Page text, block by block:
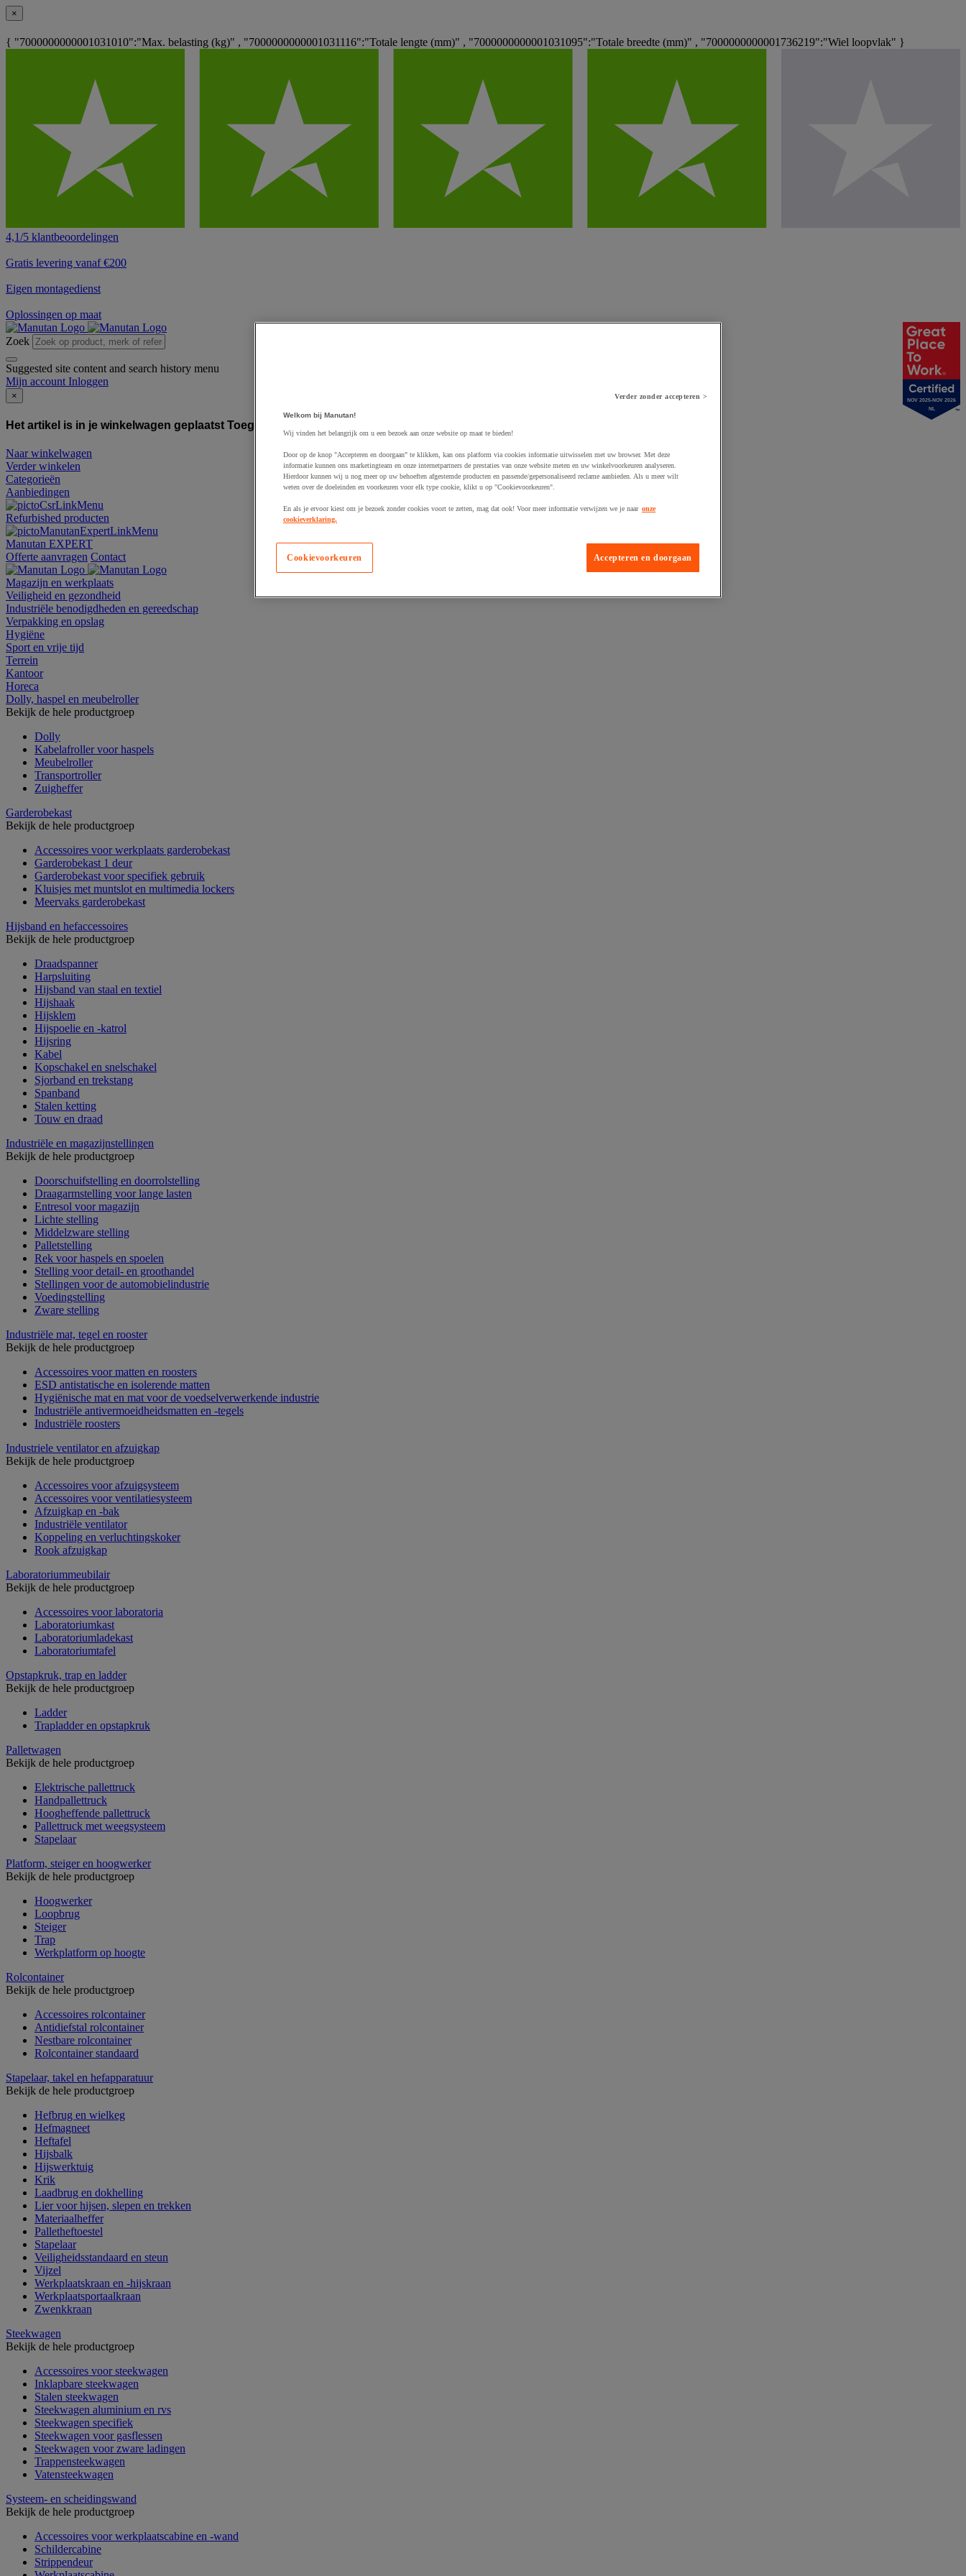
×
{ "7000000000001031010":"Max. belasting (kg)" , "7000000000001031116":"Totale lengte (mm)" , "7000000000001031095":"Totale breedte (mm)" , "7000000000001736219":"Wiel loopvlak" }
4,1/5 klantbeoordelingen
Gratis levering vanaf €200
Eigen montagedienst
Oplossingen op maat
Zoek
Suggested site content and search history menu
Mijn account Inloggen
×
Het artikel is in je winkelwagen geplaatst Toegevoegd aan winkelwagen
Naar winkelwagen
Verder winkelen
Categorieën
Aanbiedingen
Refurbished producten
Manutan EXPERT
Offerte aanvragen Contact
Magazijn en werkplaats
Veiligheid en gezondheid
Industriële benodigdheden en gereedschap
Verpakking en opslag
Hygiëne
Sport en vrije tijd
Terrein
Kantoor
Horeca
Dolly, haspel en meubelroller
Bekijk de hele productgroep
Dolly
Kabelafroller voor haspels
Meubelroller
Transportroller
Zuigheffer
Garderobekast
Bekijk de hele productgroep
Accessoires voor werkplaats garderobekast
Garderobekast 1 deur
Garderobekast voor specifiek gebruik
Kluisjes met muntslot en multimedia lockers
Meervaks garderobekast
Hijsband en hefaccessoires
Bekijk de hele productgroep
Draadspanner
Harpsluiting
Hijsband van staal en textiel
Hijshaak
Hijsklem
Hijspoelie en -katrol
Hijsring
Kabel
Kopschakel en snelschakel
Sjorband en trekstang
Spanband
Stalen ketting
Touw en draad
Industriële en magazijnstellingen
Bekijk de hele productgroep
Doorschuifstelling en doorrolstelling
Draagarmstelling voor lange lasten
Entresol voor magazijn
Lichte stelling
Middelzware stelling
Palletstelling
Rek voor haspels en spoelen
Stelling voor detail- en groothandel
Stellingen voor de automobielindustrie
Voedingstelling
Zware stelling
Industriële mat, tegel en rooster
Bekijk de hele productgroep
Accessoires voor matten en roosters
ESD antistatische en isolerende matten
Hygiënische mat en mat voor de voedselverwerkende industrie
Industriële antivermoeidheidsmatten en -tegels
Industriële roosters
Industriele ventilator en afzuigkap
Bekijk de hele productgroep
Accessoires voor afzuigsysteem
Accessoires voor ventilatiesysteem
Afzuigkap en -bak
Industriële ventilator
Koppeling en verluchtingskoker
Rook afzuigkap
Laboratoriummeubilair
Bekijk de hele productgroep
Accessoires voor laboratoria
Laboratoriumkast
Laboratoriumladekast
Laboratoriumtafel
Opstapkruk, trap en ladder
Bekijk de hele productgroep
Ladder
Trapladder en opstapkruk
Palletwagen
Bekijk de hele productgroep
Elektrische pallettruck
Handpallettruck
Hoogheffende pallettruck
Pallettruck met weegsysteem
Stapelaar
Platform, steiger en hoogwerker
Bekijk de hele productgroep
Hoogwerker
Loopbrug
Steiger
Trap
Werkplatform op hoogte
Rolcontainer
Bekijk de hele productgroep
Accessoires rolcontainer
Antidiefstal rolcontainer
Nestbare rolcontainer
Rolcontainer standaard
Stapelaar, takel en hefapparatuur
Bekijk de hele productgroep
Hefbrug en wielkeg
Hefmagneet
Heftafel
Hijsbalk
Hijswerktuig
Krik
Laadbrug en dokhelling
Lier voor hijsen, slepen en trekken
Materiaalheffer
Palletheftoestel
Stapelaar
Veiligheidsstandaard en steun
Vijzel
Werkplaatskraan en -hijskraan
Werkplaatsportaalkraan
Zwenkkraan
Steekwagen
Bekijk de hele productgroep
Accessoires voor steekwagen
Inklapbare steekwagen
Stalen steekwagen
Steekwagen aluminium en rvs
Steekwagen specifiek
Steekwagen voor gasflessen
Steekwagen voor zware ladingen
Trappensteekwagen
Vatensteekwagen
Systeem- en scheidingswand
Bekijk de hele productgroep
Accessoires voor werkplaatscabine en -wand
Schildercabine
Strippendeur
NOV 2025-NOV 2026
NL
Verder zonder accepteren >
Welkom bij Manutan!
Wij vinden het belangrijk om u een bezoek aan onze website op maat te bieden!
Door op de knop "Accepteren en doorgaan" te klikken, kan ons platform via cookies informatie uitwisselen met uw browser. Met deze
informatie kunnen ons marketingteam en onze internetpartners de prestaties van onze website meten en uw winkelvoorkeuren analyseren.
Hierdoor kunnen wij u nog meer op uw behoeften afgestemde producten en passende/gepersonaliseerd reclame aanbieden. Als u meer wilt
weten over de doeleinden en voorkeuren voor elk type cookie, klikt u op "Cookievoorkeuren".
En als je ervoor kiest om je bezoek zonder cookies voort te zetten, mag dat ook! Voor meer informatie verwijzen we je naar onze
cookieverklaring.
Accepteren en doorgaan
Cookievoorkeuren